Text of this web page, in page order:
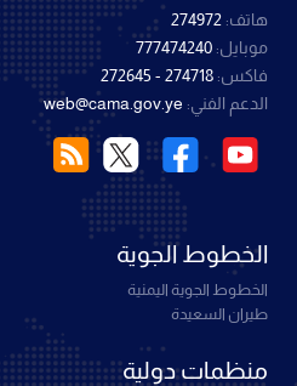
هاتف: 274972
موبايل: 777474240
فاكس: 274718 - 272645
الدعم الفني: web@cama.gov.ye
الخطوط الجوية
الخطوط الجوية اليمنية
طيران السعيدة
منظمات دولية